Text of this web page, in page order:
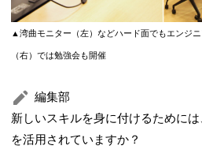
▲湾曲モニター（左）などハード面でもエンジ
（右）では勉強会も開催
編集部
新しいスキルを身に付けるために
を活用されていますか？